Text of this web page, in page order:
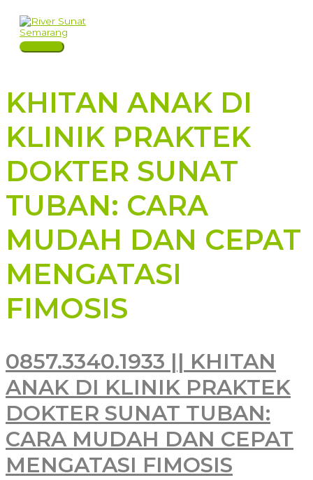
content
Main
KHITAN ANAK DI
KLINIK PRAKTEK
DOKTER SUNAT
TUBAN: CARA
MUDAH DAN CEPAT
MENGATASI
FIMOSIS
0857.3340.1933 || KHITAN
ANAK DI KLINIK PRAKTEK
DOKTER SUNAT TUBAN:
CARA MUDAH DAN CEPAT
MENGATASI FIMOSIS